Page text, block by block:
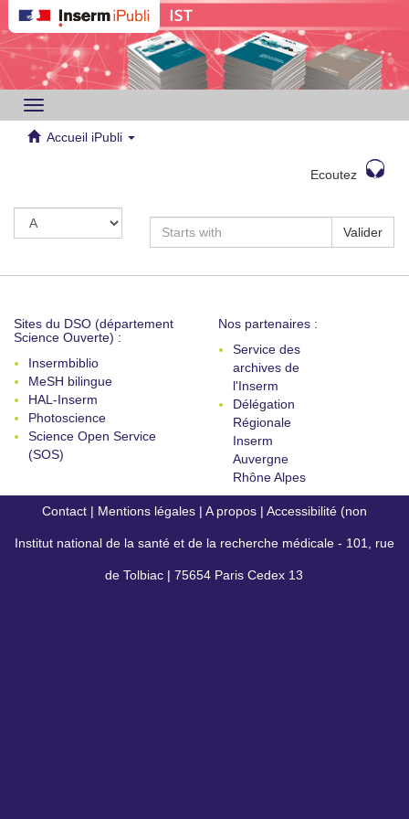
Toggle
navigation
Accueil iPubli
Ecoutez
Valider
Sites du DSO (département
Science Ouverte) :
Insermbiblio
MeSH bilingue
HAL-Inserm
Photoscience
Science Open Service
(SOS)
Nos partenaires :
Service des
archives de
l'Inserm
Délégation
Régionale
Inserm
Auvergne
Rhône Alpes
Contact | Mentions légales | A propos | Accessibilité (non
conforme)
Institut national de la santé et de la recherche médicale - 101, rue
de Tolbiac | 75654 Paris Cedex 13